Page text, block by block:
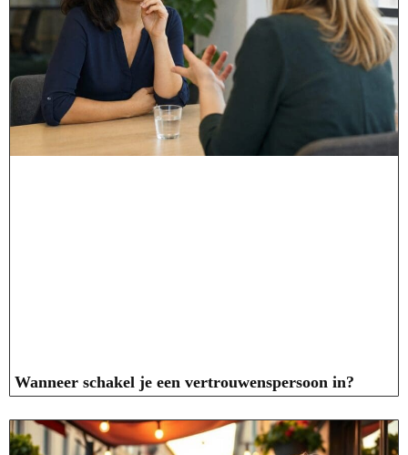
Wanneer schakel je een vertrouwenspersoon in?